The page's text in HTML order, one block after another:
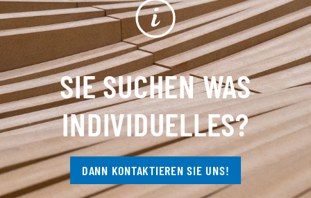
SIE SUCHEN WAS
INDIVIDUELLES?
DANN KONTAKTIEREN SIE UNS!